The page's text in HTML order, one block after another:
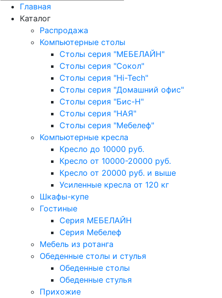
Главная
Каталог
Распродажа
Компьютерные столы
Столы серия "МЕБЕЛАЙН"
Столы серия "Сокол"
Столы серия "Hi-Tech"
Столы серия "Домашний офис"
Столы серия "Бис-Н"
Столы серия "НАЯ"
Столы серия "Мебелеф"
Компьютерные кресла
Кресло до 10000 руб.
Кресло от 10000-20000 руб.
Кресло от 20000 руб. и выше
Усиленные кресла от 120 кг
Шкафы-купе
Гостиные
Серия МЕБЕЛАЙН
Серия Мебелеф
Мебель из ротанга
Обеденные столы и стулья
Обеденные столы
Обеденные стулья
Прихожие